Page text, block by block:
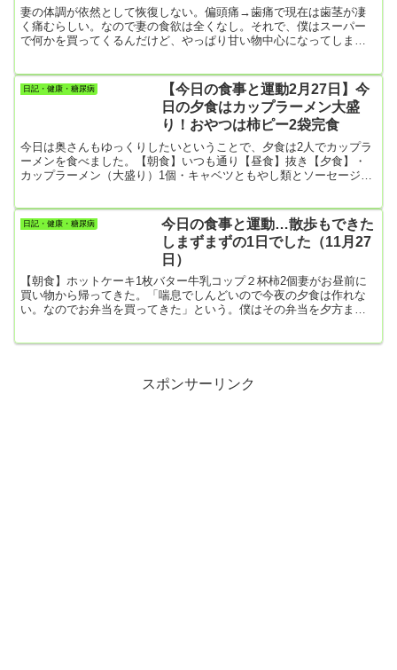
妻の体調が依然として恢復しない。偏頭痛→歯痛で現在は歯茎が凄
く痛むらしい。なので妻の食欲は全くなし。それで、僕はスーパー
で何かを買ってくるんだけど、やっぱり甘い物中心になってしまう
（早朝、ローソンで買ってきたよ）・目玉焼き2個・牛乳200ml 【昼
食】・たっぷりホイップあんぱん1個・牛乳200ml【夕食】・キャベ
ツ千切り・レーズンサンド 1個・おはぎ 1個・たっぷり...
日記・健康・糖尿病
【今日の食事と運動2月27日】今
日の夕食はカップラーメン大盛
り！おやつは柿ピー2袋完食
今日は奥さんもゆっくりしたいということで、夕食は2人でカップラ
ーメンを食べました。【朝食】いつも通り【昼食】抜き【夕食】・
カップラーメン（大盛り）1個・キャベツともやし類とソーセージの
１人で食べてしまった。1袋当り462ｋcalなので462㎉×２袋で924
㎉。バタピーも食べたし、夕食後のおやつだけで1000㎉超え。とこ
ろで、バタピーと柿ピーはローソンで買ったんだけど、柿ピー...
日記・健康・糖尿病
今日の食事と運動…散歩もできた
しまずまずの1日でした（11月27
日）
【朝食】ホットケーキ1枚バター牛乳コップ２杯柿2個妻がお昼前に
買い物から帰ってきた。「喘息でしんどいので今夜の夕食は作れな
い。なのでお弁当を買ってきた」という。僕はその弁当を夕方まで
たので、豆腐だけで我慢、我慢！！！【今日の運動】散歩923...
スポンサーリンク